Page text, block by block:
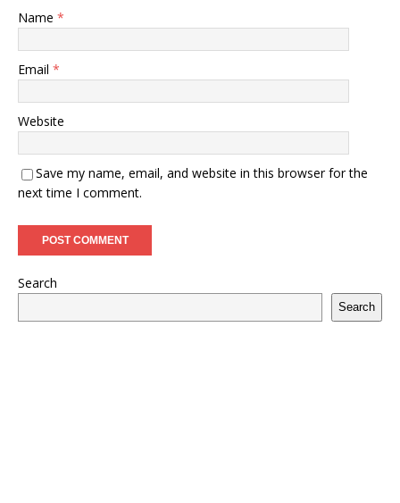
Name *
Email *
Website
Save my name, email, and website in this browser for the
next time I comment.
Search
Search